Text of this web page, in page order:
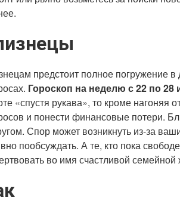
предстоит полное погружение
Гороскоп на неделю с 22 по 28
«спустя рукава», то кроме
и понести финансовые потери.
Спор может возникнуть из-за
пообсуждать. А те, кто пока
во имя счастливой семейной